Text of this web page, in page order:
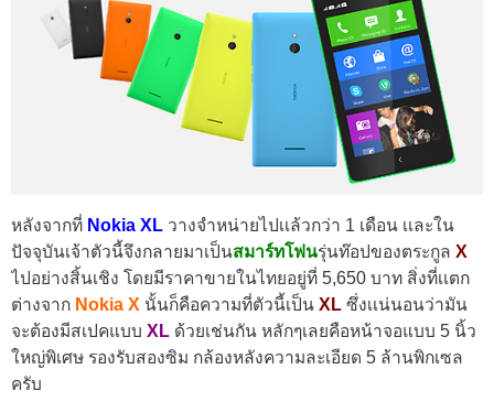
หลังจากที่ Nokia XL วางจำหน่ายไปเเล้วกว่า 1 เดือน เเละใน
ปัจจุบันเจ้าตัวนี้จึงกลายมาเป็นสมาร์ทโฟนรุ่นท๊อปของตระกูล X
ไปอย่างสิ้นเชิง โดยมีราคาขายในไทยอยู่ที่ 5,650 บาท สิ่งที่เเตก
ต่างจาก Nokia X นั้นก็คือความที่ตัวนี้เป็น XL ซึ่งเเน่นอนว่ามัน
จะต้องมีสเปคแบบ XL ด้วยเช่นกัน หลักๆเลยคือหน้าจอแบบ 5 นิ้ว
ใหญ่พิเศษ รองรับสองซิม กล้องหลังความละเอียด 5 ล้านพิกเซล
ครับ